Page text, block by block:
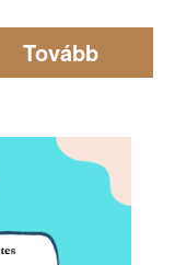
Tovább